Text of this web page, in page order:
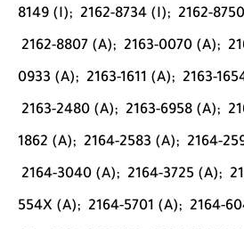
8149 (I); 2162-8734 (I); 2162-
2162-8807 (A); 2163-0070 (A);
0933 (A); 2163-1611 (A); 2163-
2163-2480 (A); 2163-6958 (A);
1862 (A); 2164-2583 (A); 2164-
2164-3040 (A); 2164-3725 (A);
554X (A); 2164-5701 (A); 2164-